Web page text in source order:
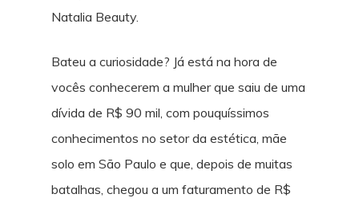
Natalia Beauty.
Bateu a curiosidade? Já está na hora de
vocês conhecerem a mulher que saiu de uma
dívida de R$ 90 mil, com pouquíssimos
conhecimentos no setor da estética, mãe
solo em São Paulo e que, depois de muitas
batalhas, chegou a um faturamento de R$